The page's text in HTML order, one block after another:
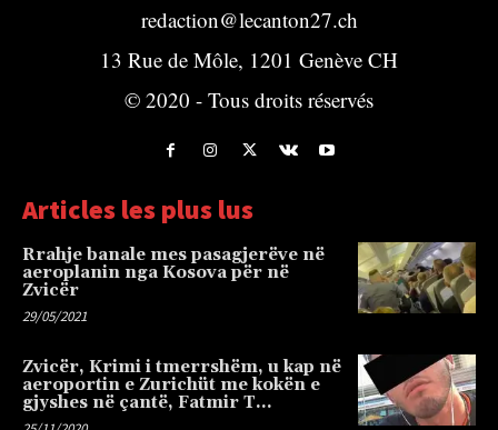
redaction@lecanton27.ch
13 Rue de Môle, 1201 Genève CH
© 2020 - Tous droits réservés
Articles les plus lus
Rrahje banale mes pasagjerëve në
aeroplanin nga Kosova për në
Zvicër
29/05/2021
Zvicër, Krimi i tmerrshëm, u kap në
aeroportin e Zurichüt me kokën e
gjyshes në çantë, Fatmir T…